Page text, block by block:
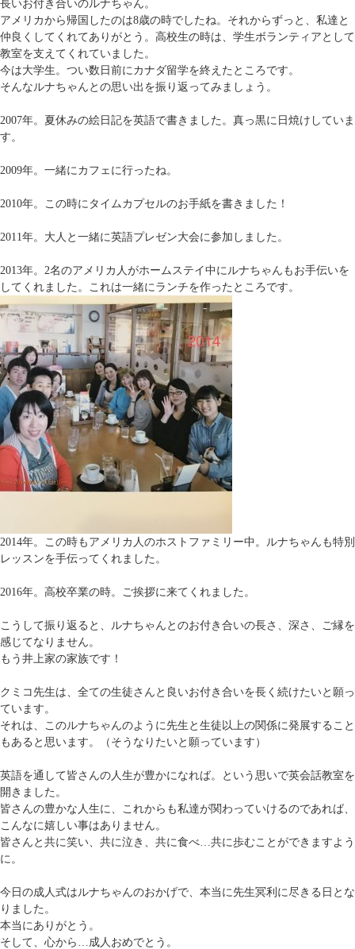
長いお付き合いのルナちゃん。
アメリカから帰国したのは8歳の時でしたね。それからずっと、私達と
仲良くしてくれてありがとう。高校生の時は、学生ボランティアとして
教室を支えてくれていました。
今は大学生。つい数日前にカナダ留学を終えたところです。
そんなルナちゃんとの思い出を振り返ってみましょう。
2007年。夏休みの絵日記を英語で書きました。真っ黒に日焼けしていま
す。
2009年。一緒にカフェに行ったね。
2010年。この時にタイムカプセルのお手紙を書きました！
2011年。大人と一緒に英語プレゼン大会に参加しました。
2013年。2名のアメリカ人がホームステイ中にルナちゃんもお手伝いを
してくれました。これは一緒にランチを作ったところです。
2014年。この時もアメリカ人のホストファミリー中。ルナちゃんも特別
レッスンを手伝ってくれました。
2016年。高校卒業の時。ご挨拶に来てくれました。
こうして振り返ると、ルナちゃんとのお付き合いの長さ、深さ、ご縁を
感じてなりません。
もう井上家の家族です！
クミコ先生は、全ての生徒さんと良いお付き合いを長く続けたいと願っ
ています。
それは、このルナちゃんのように先生と生徒以上の関係に発展すること
もあると思います。（そうなりたいと願っています）
英語を通して皆さんの人生が豊かになれば。という思いで英会話教室を
開きました。
皆さんの豊かな人生に、これからも私達が関わっていけるのであれば、
こんなに嬉しい事はありません。
皆さんと共に笑い、共に泣き、共に食べ…共に歩むことができますよう
に。
今日の成人式はルナちゃんのおかげで、本当に先生冥利に尽きる日とな
りました。
本当にありがとう。
そして、心から…成人おめでとう。